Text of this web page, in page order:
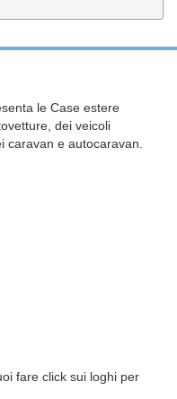
le Case estere
dei veicoli
caravan e autocaravan.
fare click sui loghi per